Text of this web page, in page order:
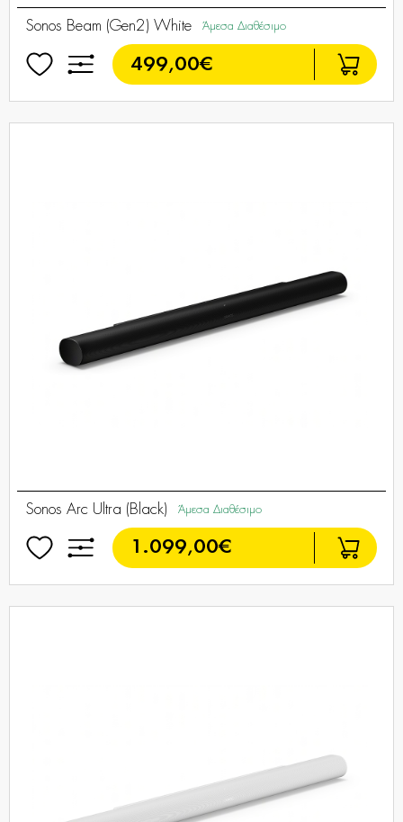
Sonos Beam (Gen2) White Άμεσα Διαθέσιμο
499,00€
Sonos Arc Ultra (Black) Άμεσα Διαθέσιμο
1.099,00€